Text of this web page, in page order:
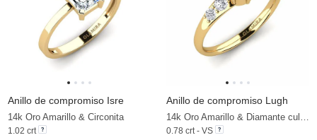
Anillo de compromiso Isre
14k Oro Amarillo & Circonita
1.02 crt
Anillo de compromiso Lugh
0.78 crt - VS